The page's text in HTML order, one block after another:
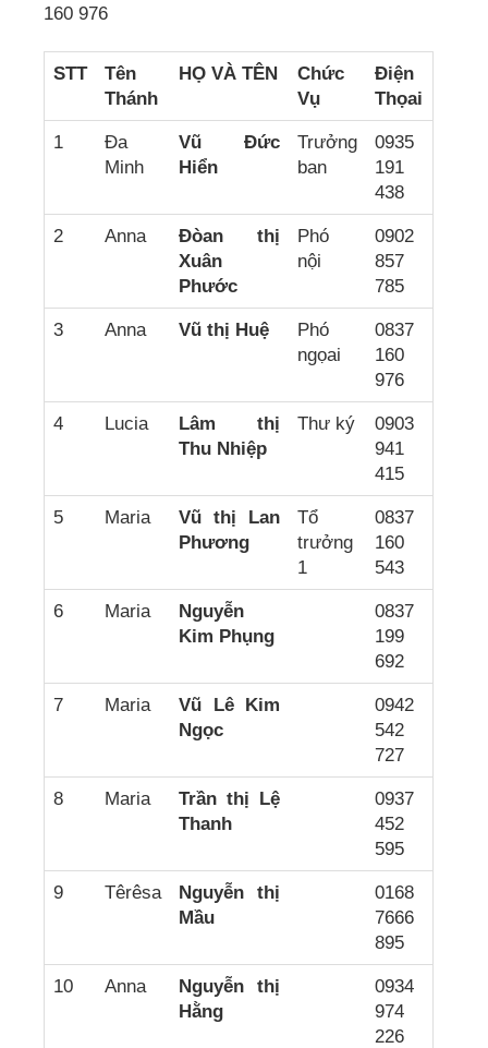
160 976
STT
Tên
Thánh
HỌ VÀ TÊN
Chức
Vụ
Điện
Thọai
1
Đa
Minh
Vũ Đức
Hiển
Trưởng
ban
0935
191
438
2 Anna
Đòan thị
Xuân
Phước
Phó
nội
0902
857
785
3 Anna Vũ thị Huệ
Phó
ngọai
0837
160
976
4 Lucia
Lâm thị
Thu Nhiệp
Thư ký
0903
941
415
5 Maria
Vũ thị Lan
Phương
Tổ
trưởng
1
0837
160
543
6 Maria
Nguyễn
Kim Phụng
0837
199
692
7 Maria
Vũ Lê Kim
Ngọc
0942
542
727
8 Maria
Trần thị Lệ
Thanh
0937
452
595
9 Têrêsa
Nguyễn thị
Mầu
0168
7666
895
10 Anna
Nguyễn thị
Hằng
0934
974
226